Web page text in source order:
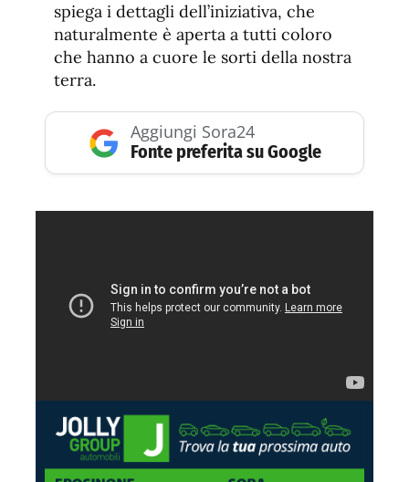
spiega i dettagli dell’iniziativa, che
naturalmente è aperta a tutti coloro
che hanno a cuore le sorti della nostra
terra.
Aggiungi Sora24
Fonte preferita su Google